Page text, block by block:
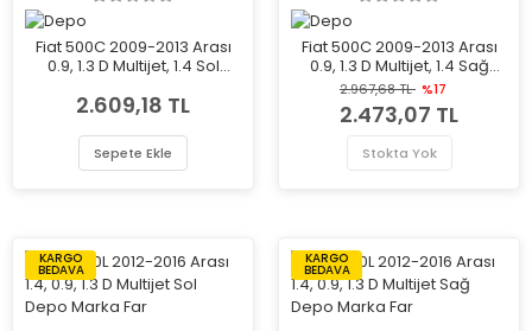
Fiat 500C 2009-2013 Arası
0.9, 1.3 D Multijet, 1.4 Sol
2.609,18 TL
Sepete Ekle
Fiat 500C 2009-2013 Arası
0.9, 1.3 D Multijet, 1.4 Sağ
Depo Marka Far
2.967,68 TL %17
2.473,07 TL
Stokta Yok
KARGO
BEDAVA
KARGO
BEDAVA